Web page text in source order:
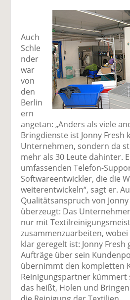
Auch
Schle
nder
war
von
den
Berlin
ern
angetan: „Anders als viele
Bringdienste ist Jonny Fresh
Unternehmen, sondern da
mehr als 30 Leute dahinter.
umfassenden Telefon-
Softwareentwickler, die die
weiterentwickeln“, sagt er.
Qualitätsanspruch von
überzeugt: Das
nur mit
zusammenzuarbeiten,
klar geregelt ist: Jonny Fresh
Aufträge über sein
übernimmt den kompletten
Reinigungspartner kümmert
das heißt, Holen und